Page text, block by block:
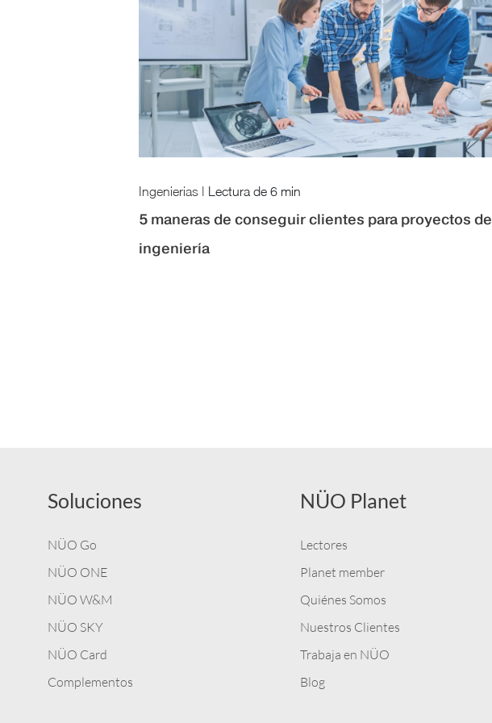
Ingenierias | Lectura de 6 min
5 maneras de conseguir clientes para proyectos de
ingeniería
Soluciones
NÜO Go
NÜO ONE
NÜO W&M
NÜO SKY
NÜO Card
Complementos
NÜO Planet
Lectores
Planet member
Quiénes Somos
Nuestros Clientes
Trabaja en NÜO
Blog